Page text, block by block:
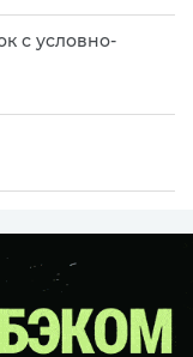
с условно-